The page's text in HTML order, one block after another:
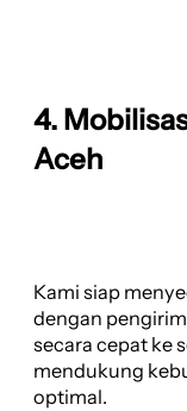
4.
Aceh
Kami siap
dengan
secara cepat ke
mendukung
optimal.